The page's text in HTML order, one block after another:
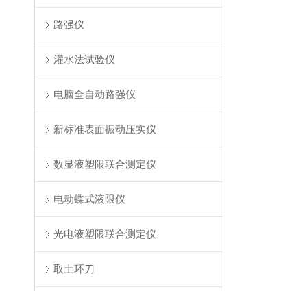
路强仪
灌水法试验仪
电脑全自动路强仪
新标准表面振动压实仪
数显液塑限联合测定仪
电动蝶式液限仪
光电液塑限联合测定仪
取土环刀